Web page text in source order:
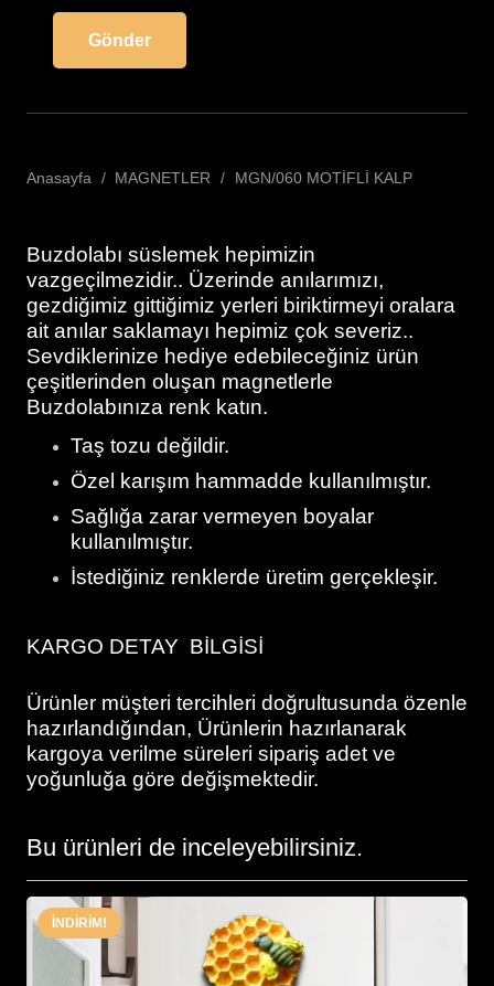
Anasayfa / MAGNETLER / MGN/060 MOTİFLİ KALP
Buzdolabı süslemek hepimizin
vazgeçilmezidir.. Üzerinde anılarımızı,
gezdiğimiz gittiğimiz yerleri biriktirmeyi oralara
ait anılar saklamayı hepimiz çok severiz..
Sevdiklerinize hediye edebileceğiniz ürün
çeşitlerinden oluşan magnetlerle
Buzdolabınıza renk katın.
Taş tozu değildir.
Özel karışım hammadde kullanılmıştır.
Sağlığa zarar vermeyen boyalar
kullanılmıştır.
İstediğiniz renklerde üretim gerçekleşir.
KARGO DETAY BİLGİSİ
Ürünler müşteri tercihleri doğrultusunda özenle
hazırlandığından, Ürünlerin hazırlanarak
kargoya verilme süreleri sipariş adet ve
yoğunluğa göre değişmektedir.
Bu ürünleri de inceleyebilirsiniz.
İNDIRIM!